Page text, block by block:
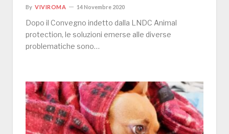
By VIVIROMA 14 Novembre 2020
Dopo il Convegno indetto dalla LNDC Animal
protection, le soluzioni emerse alle diverse
problematiche sono…